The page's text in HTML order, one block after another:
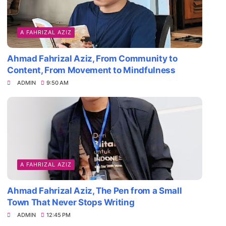
A FAHRIZAL AZIZ
Ahmad Fahrizal Aziz, From Community to
Content, From Movement to Mindfulness
ADMIN 9:50 AM
A FAHRIZAL AZIZ
Ahmad Fahrizal Aziz, The Pen from a Small
Town That Never Stops Writing
ADMIN 12:45 PM